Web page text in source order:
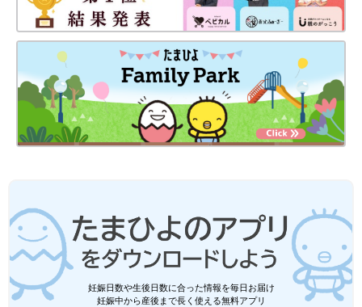
妊娠日数や生後日数に合った情報を毎日お届け
妊娠中から産後まで長く使える無料アプリ